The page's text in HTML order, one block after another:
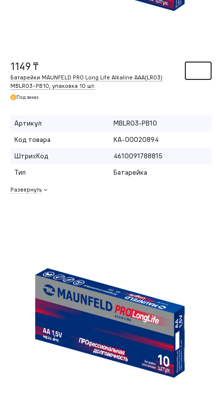
1149 ₸
Батарейки MAUNFELD PRO Long Life Alkaline ААА(LR03)
MBLR03-PB10, упаковка 10 шт.
Под заказ
Артикул
MBLR03-PB10
Код товара
КА-00020894
ШтрихКод
4610091788815
Тип
Батарейка
Развернуть